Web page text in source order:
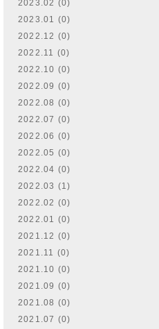
2023.02 (0)
2023.01 (0)
2022.12 (0)
2022.11 (0)
2022.10 (0)
2022.09 (0)
2022.08 (0)
2022.07 (0)
2022.06 (0)
2022.05 (0)
2022.04 (0)
2022.03 (1)
2022.02 (0)
2022.01 (0)
2021.12 (0)
2021.11 (0)
2021.10 (0)
2021.09 (0)
2021.08 (0)
2021.07 (0)